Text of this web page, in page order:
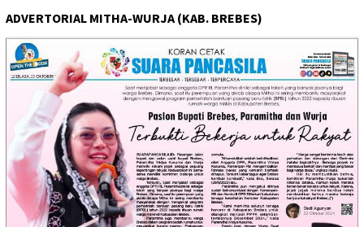
ADVERTORIAL MITHA-WURJA (KAB. BREBES)